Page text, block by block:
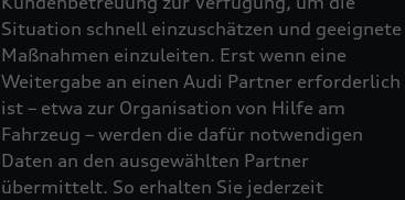
Situation schnell einzuschätzen und geeignete
Maßnahmen einzuleiten. Erst wenn eine
Weitergabe an einen Audi Partner erforderlich
ist – etwa zur Organisation von Hilfe am
Fahrzeug – werden die dafür notwendigen
Daten an den ausgewählten Partner
übermittelt. So erhalten Sie jederzeit